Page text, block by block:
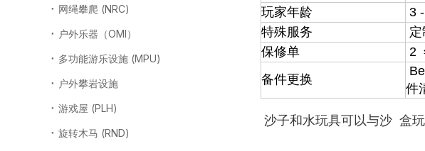
网绳攀爬 (NRC)
户外乐器（OMI）
多功能游乐设施 (MPU)
户外攀岩设施
游戏屋 (PLH)
旋转木马 (RND)
玩家年龄
3
特殊服务
保修单
2
备件更换
件
沙子和水玩具可以与沙 盒